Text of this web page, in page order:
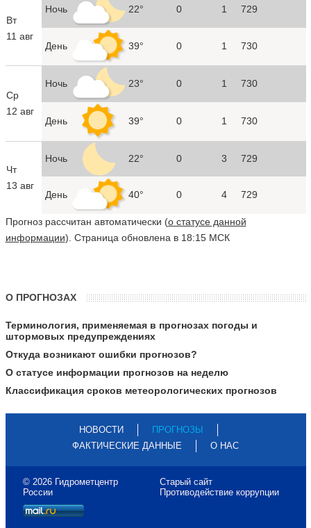
Вт
11 авг
Ночь 22° 0 1 729
День 39° 0 1 730
Ср
12 авг
Ночь 23° 0 1 730
День 39° 0 1 730
Чт
13 авг
Ночь 22° 0 3 729
День 40° 0 4 729
Прогноз рассчитан автоматически (о статусе данной
информации). Страница обновлена в 18:15 МСК
О ПРОГНОЗАХ
Терминология, применяемая в прогнозах погоды и
штормовых предупреждениях
Откуда возникают ошибки прогнозов?
О статусе информации прогнозов на неделю
Классификация сроков метеорологических прогнозов
НОВОСТИ
ПРОГНОЗЫ
ФАКТИЧЕСКИЕ ДАННЫЕ
О НАС
© 2026 Гидрометцентр
России
Старый сайт
Противодействие коррупции